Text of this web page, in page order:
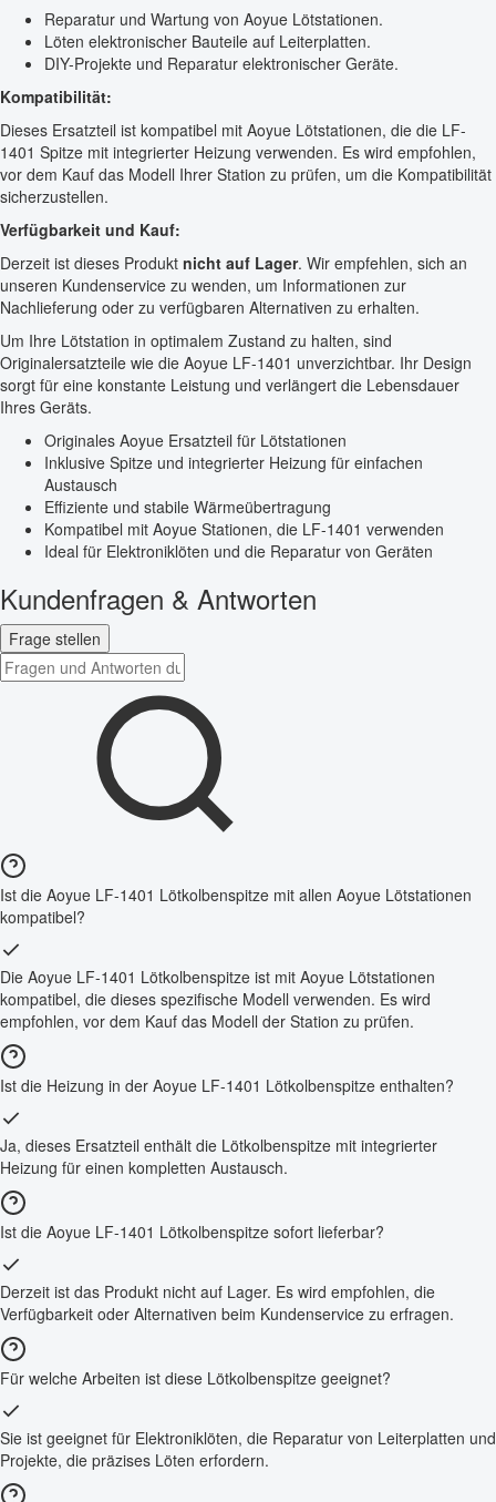
Reparatur und Wartung von Aoyue Lötstationen.
Löten elektronischer Bauteile auf Leiterplatten.
DIY-Projekte und Reparatur elektronischer Geräte.
Kompatibilität:
Dieses Ersatzteil ist kompatibel mit Aoyue Lötstationen, die die LF-
1401 Spitze mit integrierter Heizung verwenden. Es wird empfohlen,
vor dem Kauf das Modell Ihrer Station zu prüfen, um die Kompatibilität
sicherzustellen.
Verfügbarkeit und Kauf:
Derzeit ist dieses Produkt nicht auf Lager. Wir empfehlen, sich an
unseren Kundenservice zu wenden, um Informationen zur
Nachlieferung oder zu verfügbaren Alternativen zu erhalten.
Um Ihre Lötstation in optimalem Zustand zu halten, sind
Originalersatzteile wie die Aoyue LF-1401 unverzichtbar. Ihr Design
sorgt für eine konstante Leistung und verlängert die Lebensdauer
Ihres Geräts.
Originales Aoyue Ersatzteil für Lötstationen
Inklusive Spitze und integrierter Heizung für einfachen
Austausch
Effiziente und stabile Wärmeübertragung
Kompatibel mit Aoyue Stationen, die LF-1401 verwenden
Ideal für Elektroniklöten und die Reparatur von Geräten
Kundenfragen & Antworten
Frage stellen
Ist die Aoyue LF-1401 Lötkolbenspitze mit allen Aoyue Lötstationen
kompatibel?
Die Aoyue LF-1401 Lötkolbenspitze ist mit Aoyue Lötstationen
kompatibel, die dieses spezifische Modell verwenden. Es wird
empfohlen, vor dem Kauf das Modell der Station zu prüfen.
Ist die Heizung in der Aoyue LF-1401 Lötkolbenspitze enthalten?
Ja, dieses Ersatzteil enthält die Lötkolbenspitze mit integrierter
Heizung für einen kompletten Austausch.
Ist die Aoyue LF-1401 Lötkolbenspitze sofort lieferbar?
Derzeit ist das Produkt nicht auf Lager. Es wird empfohlen, die
Verfügbarkeit oder Alternativen beim Kundenservice zu erfragen.
Für welche Arbeiten ist diese Lötkolbenspitze geeignet?
Sie ist geeignet für Elektroniklöten, die Reparatur von Leiterplatten und
Projekte, die präzises Löten erfordern.